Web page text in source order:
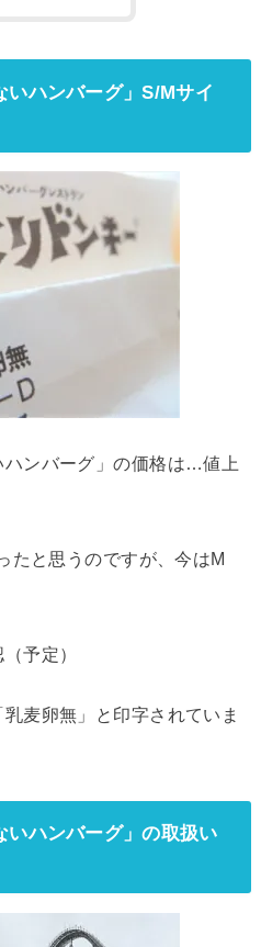
いハンバーグ」S/Mサイ
ハンバーグ」の価格は…値上
たと思うのですが、今はM
予定）
麦卵無」と印字されていま
いハンバーグ」の取扱い